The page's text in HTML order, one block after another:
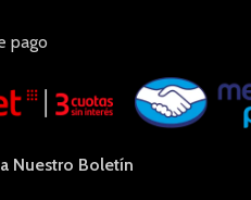
pago
Nuestro Boletín